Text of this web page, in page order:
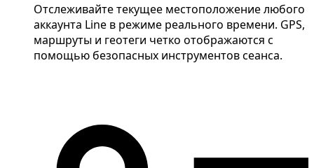
Отслеживайте текущее местоположение любого
аккаунта Line в режиме реального времени. GPS,
маршруты и геотеги четко отображаются с
помощью безопасных инструментов сеанса.